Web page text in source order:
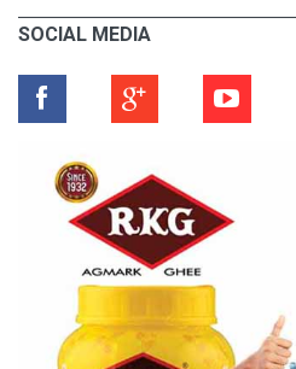
SOCIAL MEDIA